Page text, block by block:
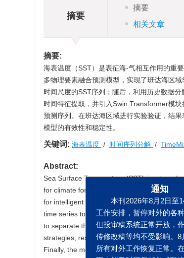
摘要
摘要
相关文章
摘要:
海表温度（SST）是表征海-气相互作用的重
多物理要素融合预测模型，实现了班达海区
时间尺度的SST序列；随后，利用历史数据
时间特征提取，并引入Swin Transformer模
预测序列。在班达海区域进行实验验证，结
模型的有效性和稳定性。
关键词: 海表温度 / 时间序列分解 /
Abstract:
Sea Surface Temperature (SST) is a key
for climate forecasting and disaster early
for intelligent SST forecasting at the
time series to capture SST sequences at
to separate the multi-scale SST sequences
strategies, respectively. Meanwhile, Swin
Finally, the model fuses the predictions
通
本刊2026年8月2
工作安排，暂停对外
但投审稿系统正常开
传修改稿等均不受影